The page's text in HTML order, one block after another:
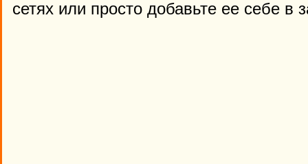
сетях или просто добавьте ее себе в